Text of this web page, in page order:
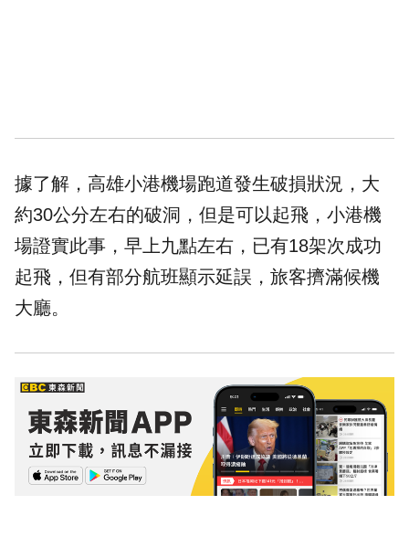
據了解，高雄小港機場跑道發生破損狀況，大
約30公分左右的破洞，但是可以起飛，小港機
場證實此事，早上九點左右，已有18架次成功
起飛，但有部分航班顯示延誤，旅客擠滿候機
大廳。